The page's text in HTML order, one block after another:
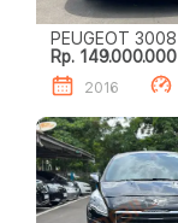
Rp. 149.000.000
2016